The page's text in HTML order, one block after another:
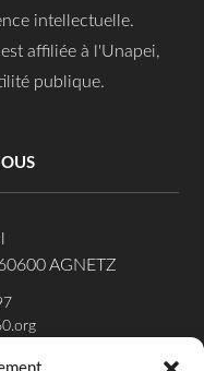
intellectuelle.
affiliée à l'Unapei,
publique.
AGNETZ